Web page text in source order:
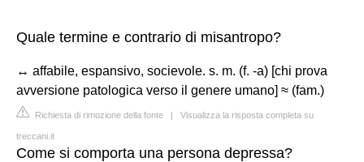
Quale termine e contrario di misantropo?
↔ affabile, espansivo, socievole. s. m. (f. -a) [chi prova
avversione patologica verso il genere umano] ≈ (fam.)
Richiesta di rimozione della fonte | Visualizza la risposta completa su
treccani.it
Come si comporta una persona depressa?